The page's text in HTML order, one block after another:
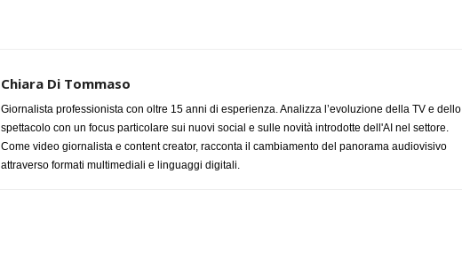
Chiara Di Tommaso
Giornalista professionista con oltre 15 anni di esperienza. Analizza l’evoluzione della TV e dello
spettacolo con un focus particolare sui nuovi social e sulle novità introdotte dell'AI nel settore.
Come video giornalista e content creator, racconta il cambiamento del panorama audiovisivo
attraverso formati multimediali e linguaggi digitali.